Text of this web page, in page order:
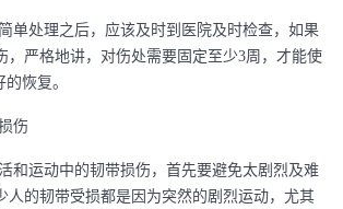
单处理之后，应该及时到医院及时检查，如果
，严格地讲，对伤处需要固定至少3周，才能使
恢复。
伤
和运动中的韧带损伤，首先要避免太剧烈及难
人的韧带受损都是因为突然的剧烈运动，尤其